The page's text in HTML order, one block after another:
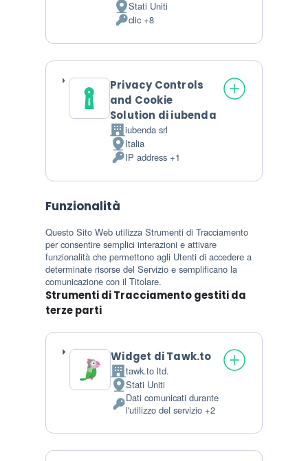
Luogo del trattamento:
Stati Uniti
Dati Personali trattati:
clic +8
Privacy Controls
and Cookie
Solution di iubenda
Azienda:iubenda srl
Luogo del trattamento:
Italia
Dati Personali trattati:
IP address +1
Funzionalità
Questo Sito Web utilizza Strumenti di Tracciamento
per consentire semplici interazioni e attivare
funzionalità che permettono agli Utenti di accedere a
determinate risorse del Servizio e semplificano la
comunicazione con il Titolare.
Strumenti di Tracciamento gestiti da
terze parti
Widget di Tawk.to
Azienda:
tawk.to ltd.
Luogo del trattamento:
Stati Uniti
Dati Personali trattati:
Dati comunicati durante
l'utilizzo del servizio +2